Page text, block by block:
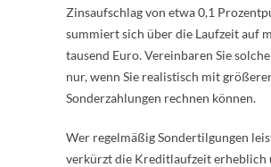
Zinsaufschlag von etwa 0,1
summiert sich über die Laufzeit auf
tausend Euro. Vereinbaren Sie
nur, wenn Sie realistisch mit
Sonderzahlungen rechnen können.
Wer regelmäßig Sondertilgungen
verkürzt die Kreditlaufzeit erheblich